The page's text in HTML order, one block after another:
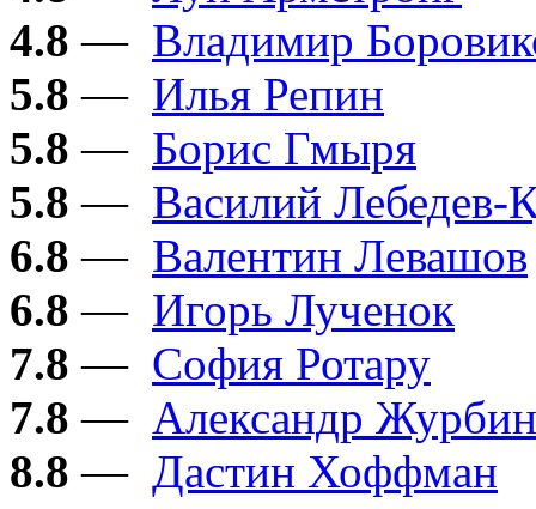
4.8 — Владимир
5.8 — Илья Репин
5.8 — Борис Гмыря
5.8 — Василий Лебедев-
6.8 — Валентин Левашов
6.8 — Игорь Лученок
7.8 — София Ротару
7.8 — Александр Журбин
8.8 — Дастин Хоффман